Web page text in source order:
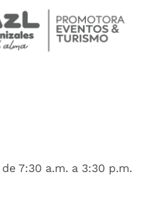
7:30 a.m. a 3:30 p.m.